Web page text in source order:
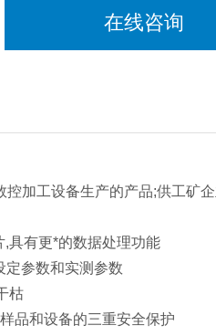
在线咨询
控加工设备生产的产品;供工矿
,具有更*的数据处理功能
定参数和实测参数
枯
品和设备的三重安全保护